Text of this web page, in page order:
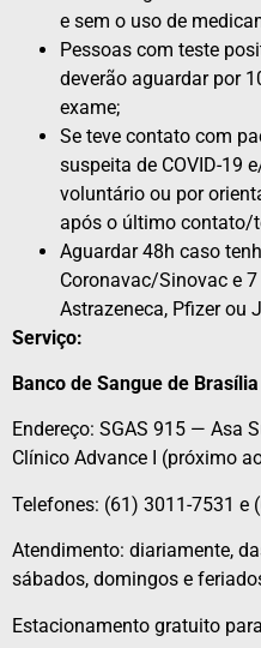
e sem o uso de
Pessoas com teste
deverão aguardar por
exame;
Se teve contato com
suspeita de COVID-19
voluntário ou por
após o último contato/
Aguardar 48h caso
Coronavac/Sinovac e
Astrazeneca, Pfizer ou
Serviço:
Banco de Sangue de Brasília
Endereço: SGAS 915 — Asa
Clínico Advance I (próximo
Telefones: (61) 3011-7531 e
Atendimento: diariamente,
sábados, domingos e
Estacionamento gratuito